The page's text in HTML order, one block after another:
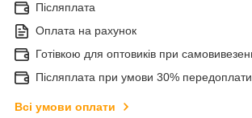
Післяплата
Оплата на рахунок
Готівкою для оптовиків при
Післяплата при умови 30% передоплати
Всі умови оплати